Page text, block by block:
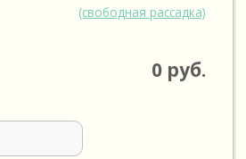
(свободная рассадка)
0 руб.